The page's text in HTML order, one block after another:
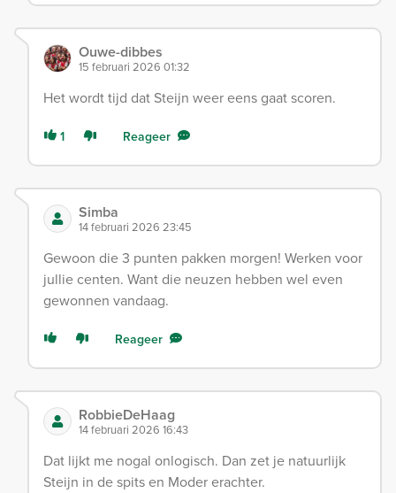
Ouwe-dibbes
15 februari 2026 01:32
Het wordt tijd dat Steijn weer eens gaat scoren.
1 Reageer
Simba
14 februari 2026 23:45
Gewoon die 3 punten pakken morgen! Werken voor
jullie centen. Want die neuzen hebben wel even
gewonnen vandaag.
Reageer
RobbieDeHaag
14 februari 2026 16:43
Dat lijkt me nogal onlogisch. Dan zet je natuurlijk
Steijn in de spits en Moder erachter.